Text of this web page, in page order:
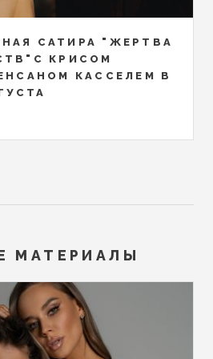
САТИРА "ЖЕРТВА
КРИСОМ
КАССЕЛЕМ В
МАТЕРИАЛЫ